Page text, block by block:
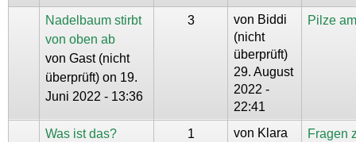
Nadelbaum stirbt
von oben ab
von Gast (nicht
überprüft) on 19.
Juni 2022 - 13:36
3 von Biddi
(nicht
überprüft)
29. August
2022 -
22:41
Pilze
Was ist das?
1 von Klara
Fragen